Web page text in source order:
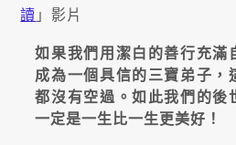
讀 」影片
如果我們用潔白的善行充滿
成為一個具信的三寶弟子，
都沒有空過。如此我們的後
一定是一生比一生更美好！